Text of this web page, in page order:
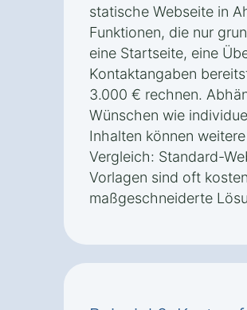
statische Webseite in
Funktionen, die nur
eine Startseite, eine
Kontaktangaben
3.000 € rechnen.
Wünschen wie
Inhalten können
Vergleich: Standard-
Vorlagen sind oft
maßgeschneiderte